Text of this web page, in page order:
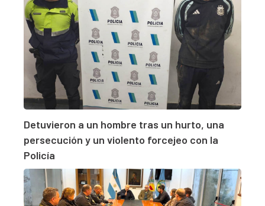
Detuvieron a un hombre tras un hurto, una
persecución y un violento forcejeo con la
Policía